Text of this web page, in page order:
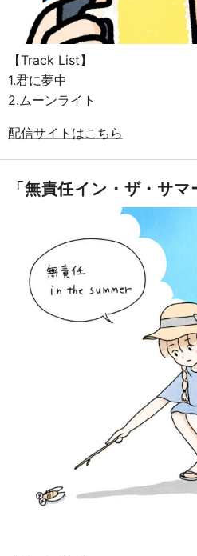
【Track List】
1.君に夢中
2.ムーンライト
配信サイトはこちら
「無責任イン・ザ・サマ